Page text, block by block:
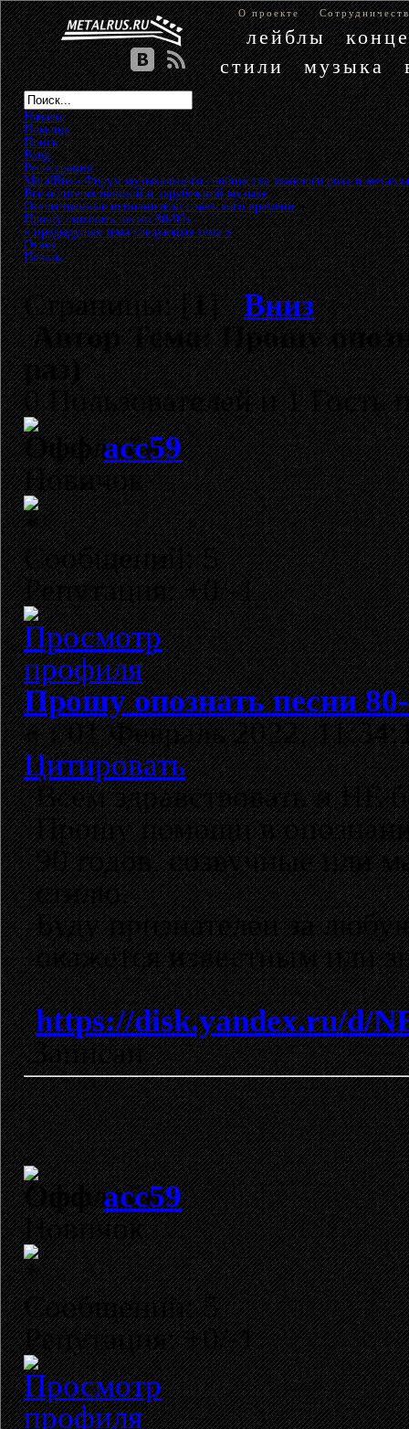
О проекте
лейблы
стили
музыка
Начало
Помощь
Поиск
Вход
Регистрация
MetalRus - Форум музыкального сообщества тяжелого рока и металла
Всё об отечественной и зарубежной музыке»
Отечественные исполнители советского времени»
Прошу опознать песни 80-90х
« предыдущая тема следующая тема »
Ответ
Печать
Страницы: [1]Вниз
АвторТема: Прошу
раз)
0 Пользователей и 1 Гость
acc59
Новичок
Сообщений: 5
Репутация: +0/-1
Прошу опознать песни
«:01 Февраль 2022,
Цитировать
Всем здравствовать и НЕ
Прошу помощи в
90 годов, созвучные или
стилю.
Буду признателен за
окажется известным или
https://disk.yandex.ru/d/
Записан
acc59
Новичок
Сообщений: 5
Репутация: +0/-1